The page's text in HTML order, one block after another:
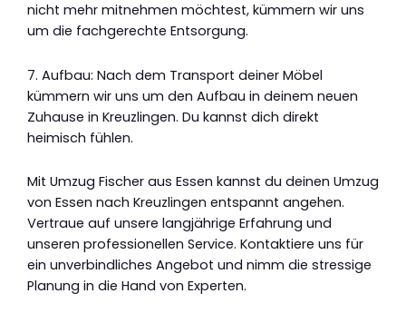
nicht mehr mitnehmen möchtest, kümmern wir uns
um die fachgerechte Entsorgung.
7. Aufbau: Nach dem Transport deiner Möbel
kümmern wir uns um den Aufbau in deinem neuen
Zuhause in Kreuzlingen. Du kannst dich direkt
heimisch fühlen.
Mit Umzug Fischer aus Essen kannst du deinen Umzug
von Essen nach Kreuzlingen entspannt angehen.
Vertraue auf unsere langjährige Erfahrung und
unseren professionellen Service. Kontaktiere uns für
ein unverbindliches Angebot und nimm die stressige
Planung in die Hand von Experten.